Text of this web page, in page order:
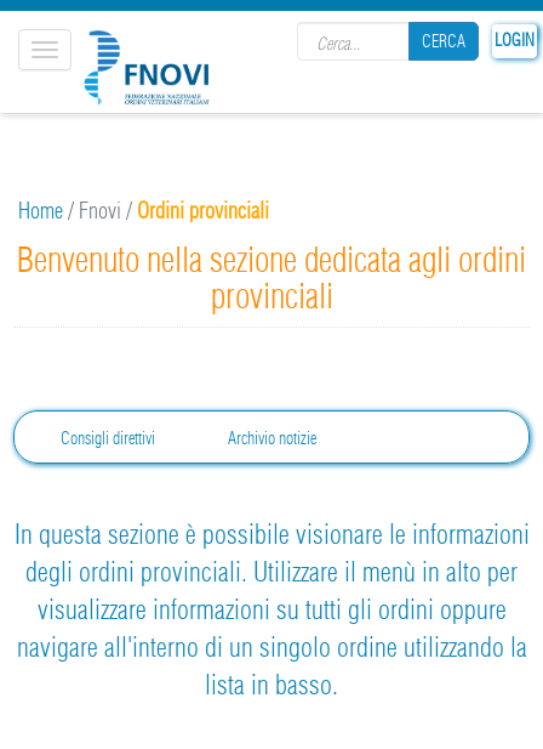
LOGIN
CERCA
Toggle
navigation
Home/ Fnovi / Ordini provinciali
Benvenuto nella sezione dedicata agli ordini
provinciali
Consigli direttivi Archivio notizie
In questa sezione è possibile visionare le informazioni
degli ordini provinciali. Utilizzare il menù in alto per
visualizzare informazioni su tutti gli ordini oppure
navigare all'interno di un singolo ordine utilizzando la
lista in basso.